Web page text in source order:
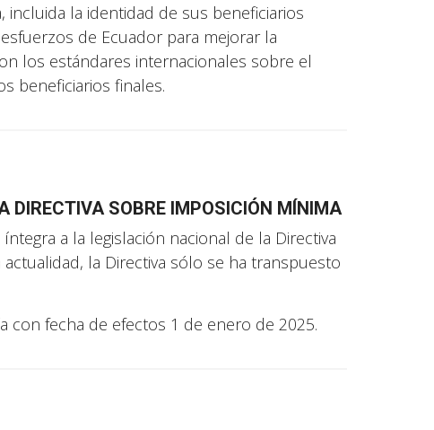
la identidad de sus beneficiarios
de Ecuador para mejorar la
los estándares internacionales sobre el
beneficiarios finales.
DIRECTIVA SOBRE IMPOSICIÓN MÍNIMA
a la legislación nacional de la Directiva
la Directiva sólo se ha transpuesto
con fecha de efectos 1 de enero de 2025.